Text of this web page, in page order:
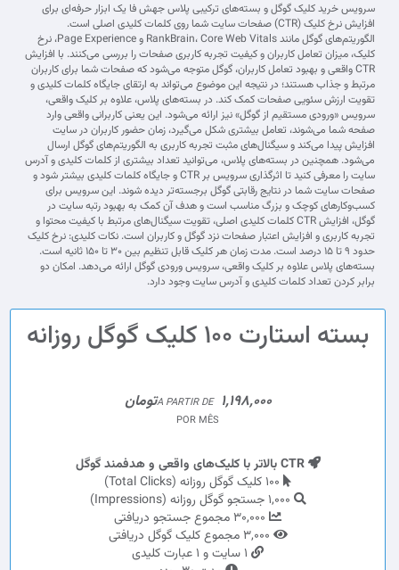
سرویس خرید کلیک گوگل و بسته‌های ترکیبی پلاس جهش فا یک ابزار حرفه‌ای برای
افزایش نرخ کلیک (CTR) صفحات سایت شما روی کلمات کلیدی اصلی است.
الگوریتم‌های گوگل مانند RankBrain، Core Web Vitals و Page Experience، نرخ
کلیک، میزان تعامل کاربران و کیفیت تجربه کاربری صفحات را بررسی می‌کنند. با افزایش
CTR واقعی و بهبود تعامل کاربران، گوگل متوجه می‌شود که صفحات شما برای کاربران
مرتبط و جذاب هستند؛ در نتیجه این موضوع می‌تواند به ارتقای جایگاه کلمات کلیدی و
تقویت ارزش سئویی صفحات کمک کند. در بسته‌های پلاس، علاوه بر کلیک واقعی،
سرویس «ورودی مستقیم از گوگل» نیز ارائه می‌شود. این یعنی کاربرانی واقعی وارد
صفحه شما می‌شوند، تعامل بیشتری شکل می‌گیرد، زمان حضور کاربران در سایت
افزایش پیدا می‌کند و سیگنال‌های مثبت تجربه کاربری به الگوریتم‌های گوگل ارسال
می‌شود. همچنین در بسته‌های پلاس، می‌توانید تعداد بیشتری از کلمات کلیدی و آدرس
سایت را معرفی کنید تا اثرگذاری سرویس بر CTR و جایگاه کلمات کلیدی بیشتر شود و
صفحات سایت شما در نتایج رقابتی گوگل برجسته‌تر دیده شوند. این سرویس برای
کسب‌وکارهای کوچک و بزرگ مناسب است و هدف آن کمک به بهبود رتبه سایت در
گوگل، افزایش CTR کلمات کلیدی اصلی، تقویت سیگنال‌های مرتبط با کیفیت محتوا و
تجربه کاربری و افزایش اعتبار صفحات نزد گوگل و کاربران است. نکات کلیدی: نرخ کلیک
حدود ۹ تا ۱۵ درصد است. مدت زمان هر کلیک قابل تنظیم بین ۳۰ تا ۱۵۰ ثانیه است.
بسته‌های پلاس علاوه بر کلیک واقعی، سرویس ورودی گوگل ارائه می‌دهد. امکان دو
برابر کردن تعداد کلمات کلیدی و آدرس سایت وجود دارد.
بسته استارت 100 کلیک گوگل روزانه
A PARTIR DE 1,198,000تومان
POR MÊS
CTR بالاتر با کلیک‌های واقعی و هدفمند گوگل